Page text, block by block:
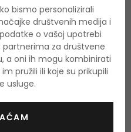
Linalool, Limonene,
[N2213/A].
Savjetujemo vam da
navedenih na proizvodu koji
bismo personalizirali
društvenih medija i
o vašoj upotrebi
za društvene
a oni ih mogu kombinirati
pružili ili koje su prikupili
usluge.